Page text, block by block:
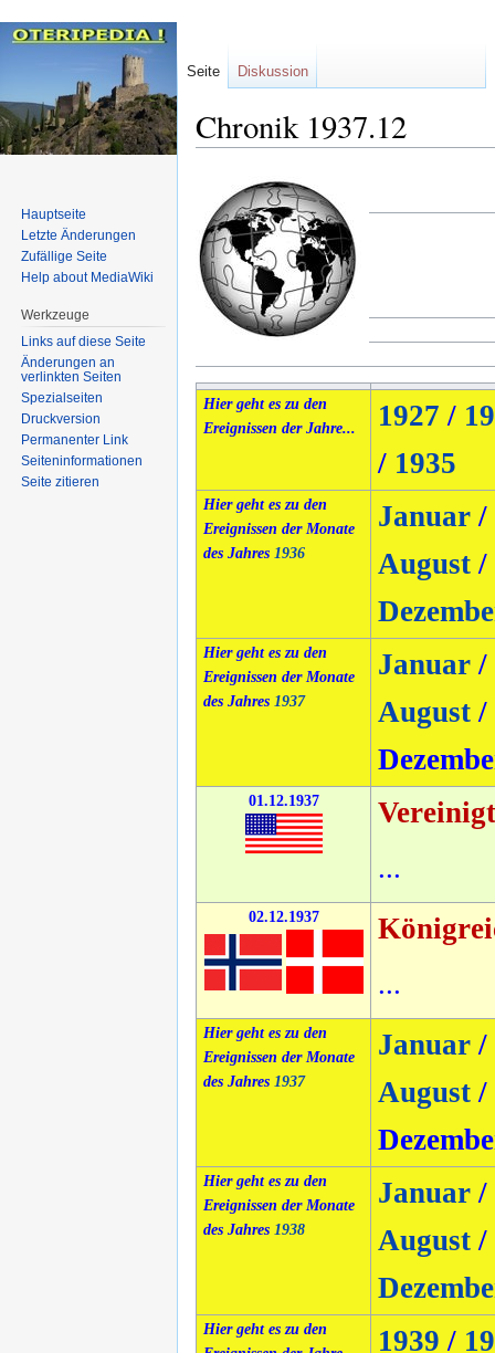
Chronik 1937.12
Navigation
springen
Suche
springen
Hier geht es zu den
Ereignissen der Jahre...
1927 /
/ 1935
Hier geht es zu den
Ereignissen der Monate
des Jahres 1936
Januar/
August/
Hier geht es zu den
Ereignissen der Monate
des Jahres 1937
Januar/
August/
01.12.1937
...
02.12.1937
...
Hier geht es zu den
Ereignissen der Monate
des Jahres 1937
Januar/
August/
Hier geht es zu den
Ereignissen der Monate
des Jahres 1938
Januar/
August/
Hier geht es zu den
1939 /
Seite Diskussion
Hauptseite
Letzte Änderungen
Zufällige Seite
Help about MediaWiki
Werkzeuge
Links auf diese Seite
Änderungen an
verlinkten Seiten
Spezialseiten
Druckversion
Permanenter Link
Seiten­informationen
Seite zitieren